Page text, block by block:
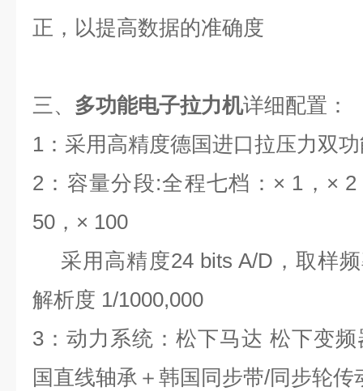
正，以提高数据的准确度
三、 多功能电子拉力机详细配置：
1：采用高精度德国进口拉压力双
2：容量分段:全程七档：× 1，×
50，× 100
采用高精度24 bits A/D，取样
解析度 1/1000,000
3：动力系统：松下马达 松下变
国直线轴承＋韩国同步带/同步轮传